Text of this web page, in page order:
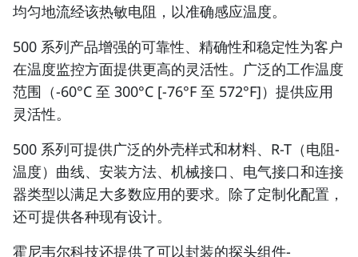
均匀地流经该热敏电阻，以准确感应温度。
500 系列产品增强的可靠性、精确性和稳定性为客户
在温度监控方面提供更高的灵活性。广泛的工作温度
范围（-60°C 至 300°C [-76°F 至 572°F]）提供应用
灵活性。
500 系列可提供广泛的外壳样式和材料、R-T（电阻-
温度）曲线、安装方法、机械接口、电气接口和连接
器类型以满足大多数应用的要求。除了定制化配置，
还可提供各种现有设计。
霍尼韦尔科技还提供了可以封装的探头组件-